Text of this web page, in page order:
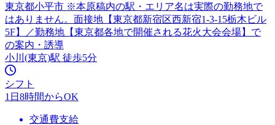
東京都小平市 ※本原稿内の駅・エリア名は実際の勤務地で
はありません。面接地【東京都新宿区西新宿1-3-15栃木ビル
5F】／勤務地【東京都各地で開催される花火大会会場】で
の案内・誘導
小川(東京)駅 徒歩5分
シフト
1日8時間からOK
交通費支給